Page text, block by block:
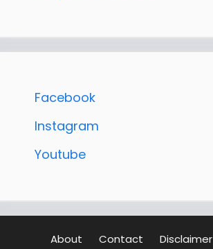
Facebook
Instagram
Youtube
About Contact Disclaimer